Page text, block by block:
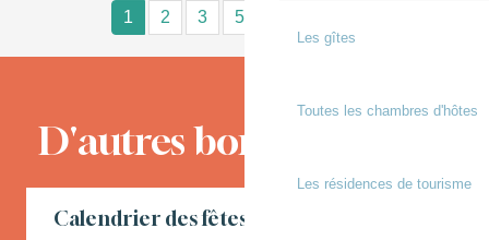
Les gîtes
Toutes les chambres d'hôtes
Les résidences de tourisme
1 2 3 5+
D'autres bons moments
Calendrier des fêtes locales en Chalosse